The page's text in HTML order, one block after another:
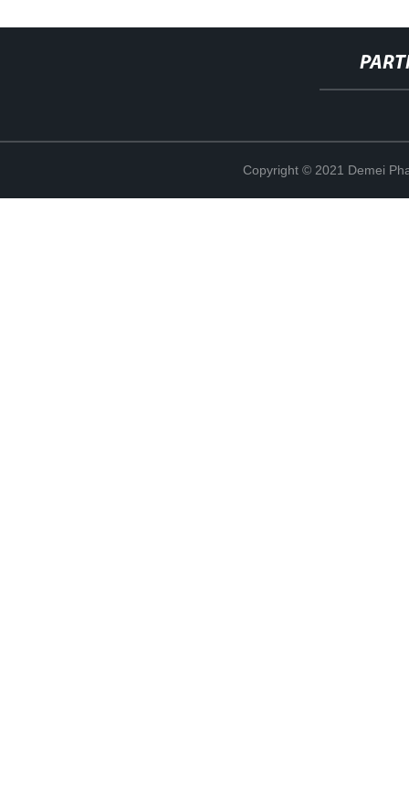
Copyright © 2021 Demei